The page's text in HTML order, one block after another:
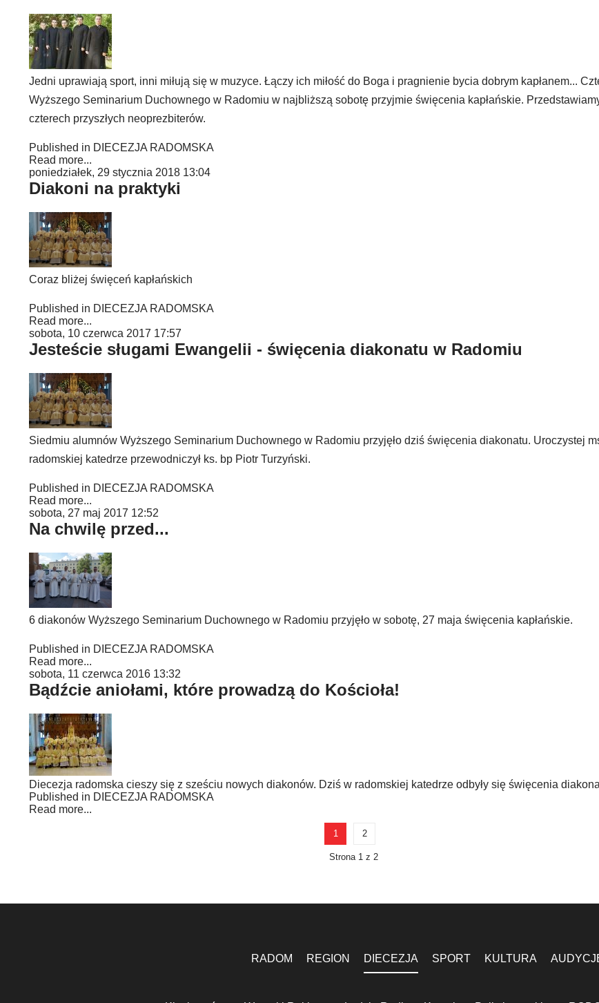
Jedni uprawiają sport, inni miłują się w muzyce. Łączy ich miłość do Boga i pragnienie bycia dobrym kapłanem...
Wyższego Seminarium Duchownego w Radomiu w najbliższą sobotę przyjmie święcenia kapłańskie.
czterech przyszłych neoprezbiterów.
Published in DIECEZJA RADOMSKA
Read more...
poniedziałek, 29 stycznia 2018 13:04
Diakoni na praktyki
Coraz bliżej święceń kapłańskich
Published in DIECEZJA RADOMSKA
Read more...
sobota, 10 czerwca 2017 17:57
Jesteście sługami Ewangelii - święcenia diakonatu w Radomiu
Siedmiu alumnów Wyższego Seminarium Duchownego w Radomiu przyjęło dziś święcenia diakonatu. Uroczystej
radomskiej katedrze przewodniczył ks. bp Piotr Turzyński.
Published in DIECEZJA RADOMSKA
Read more...
sobota, 27 maj 2017 12:52
Na chwilę przed...
6 diakonów Wyższego Seminarium Duchownego w Radomiu przyjęło w sobotę, 27 maja święcenia kapłańskie.
Published in DIECEZJA RADOMSKA
Read more...
sobota, 11 czerwca 2016 13:32
Bądźcie aniołami, które prowadzą do Kościoła!
Diecezja radomska cieszy się z sześciu nowych diakonów. Dziś w radomskiej katedrze odbyły się święcenia
Published in DIECEZJA RADOMSKA
Read more...
1 2
Strona 1 z 2
RADOM REGION DIECEZJA SPORT KULTURA